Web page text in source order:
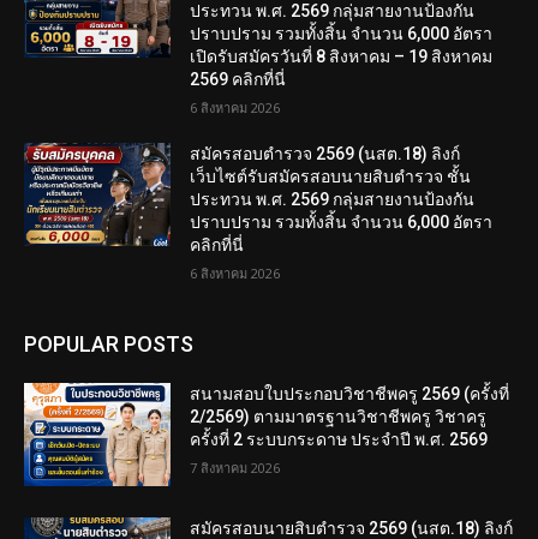
ประทวน พ.ศ. 2569 กลุ่มสายงานป้องกัน
ปราบปราม รวมทั้งสิ้น จำนวน 6,000 อัตรา
เปิดรับสมัครวันที่ 8 สิงหาคม – 19 สิงหาคม
2569 คลิกที่นี่
6 สิงหาคม 2026
สมัครสอบตํารวจ 2569 (นสต.18) ลิงก์
เว็บไซต์รับสมัครสอบนายสิบตำรวจ ชั้น
ประทวน พ.ศ. 2569 กลุ่มสายงานป้องกัน
ปราบปราม รวมทั้งสิ้น จำนวน 6,000 อัตรา
คลิกที่นี่
6 สิงหาคม 2026
POPULAR POSTS
สนามสอบใบประกอบวิชาชีพครู 2569 (ครั้งที่
2/2569) ตามมาตรฐานวิชาชีพครู วิชาครู
ครั้งที่ 2 ระบบกระดาษ ประจำปี พ.ศ. 2569
7 สิงหาคม 2026
สมัครสอบนายสิบตำรวจ 2569 (นสต.18) ลิงก์